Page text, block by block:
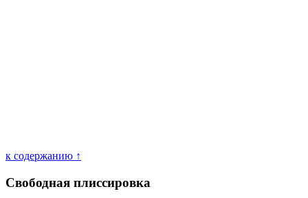
к содержанию ↑
Свободная плиссировка